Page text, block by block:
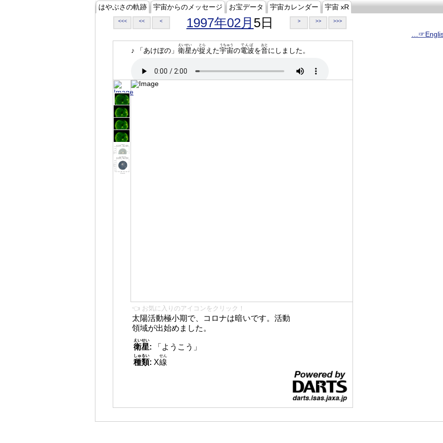
はやぶさの軌跡 宇宙からのメッセージ お宝データ 宇宙カレンダー 宇宙 xR
<<< << < 1997年02月 5日 > >> >>>
♪ 「あけぼの」 衛星
えいせい
が捉
とら
えた宇宙
うちゅう
の電波
でんぱ
を音
おと
にしました。
👈 お気に入りのアイコンをクリック！
太陽活動極小期で、コロナは暗いです。活動
領域が出始めました。
衛星
えいせい
:
「ようこう」
種類
しゅるい
: X線
せん